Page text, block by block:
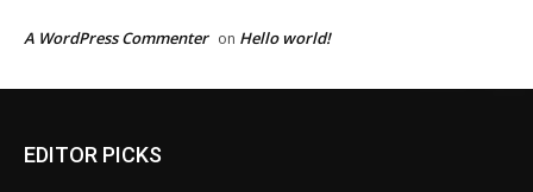
A WordPress Commenter on Hello world!
EDITOR PICKS